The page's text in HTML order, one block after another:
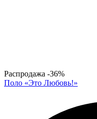
Распродажа -36%
Поло «Это Любовь!»